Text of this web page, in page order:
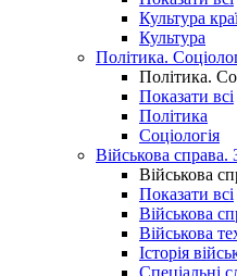
Культура
Культура
Політика.
Політика.
Показати всі
Політика
Соціологія
Військова справа.
Військова
Показати всі
Військова
Військова
Історія
Спеціальні